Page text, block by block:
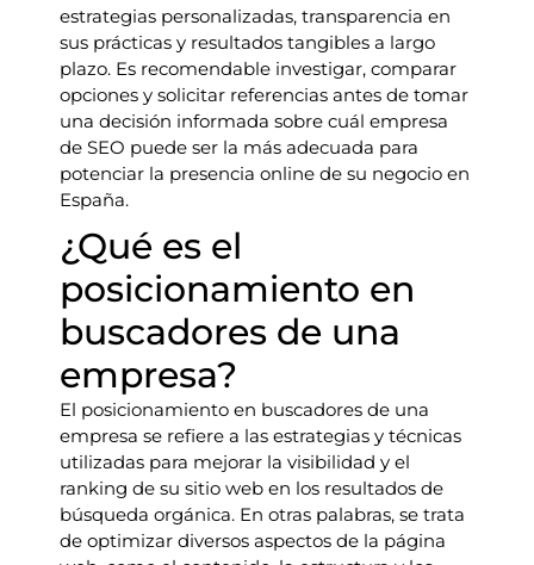
estrategias personalizadas, transparencia en
sus prácticas y resultados tangibles a largo
plazo. Es recomendable investigar, comparar
opciones y solicitar referencias antes de tomar
una decisión informada sobre cuál empresa
de SEO puede ser la más adecuada para
potenciar la presencia online de su negocio en
España.
¿Qué es el
posicionamiento en
buscadores de una
empresa?
El posicionamiento en buscadores de una
empresa se refiere a las estrategias y técnicas
utilizadas para mejorar la visibilidad y el
ranking de su sitio web en los resultados de
búsqueda orgánica. En otras palabras, se trata
de optimizar diversos aspectos de la página